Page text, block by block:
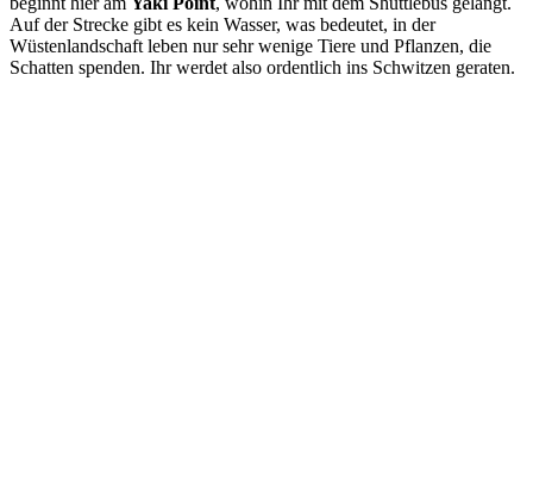
Auf der Strecke gibt es kein Wasser, was bedeutet, in der
Wüstenlandschaft leben nur sehr wenige Tiere und Pflanzen, die
Schatten spenden. Ihr werdet also ordentlich ins Schwitzen geraten.